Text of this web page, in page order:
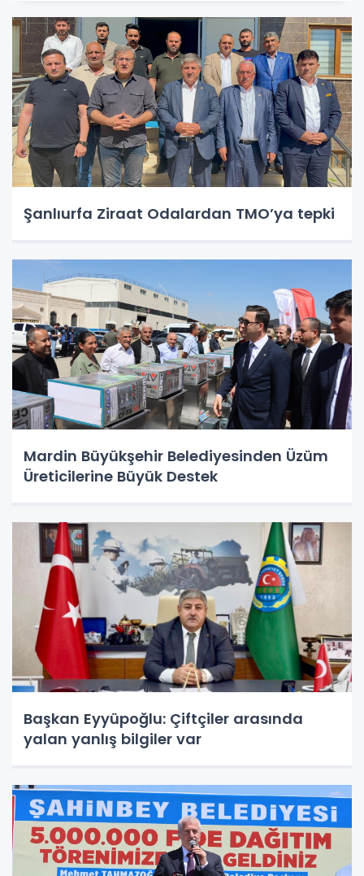
Şanlıurfa Ziraat Odalardan TMO’ya tepki
Mardin Büyükşehir Belediyesinden Üzüm
Üreticilerine Büyük Destek
Başkan Eyyüpoğlu: Çiftçiler arasında
yalan yanlış bilgiler var